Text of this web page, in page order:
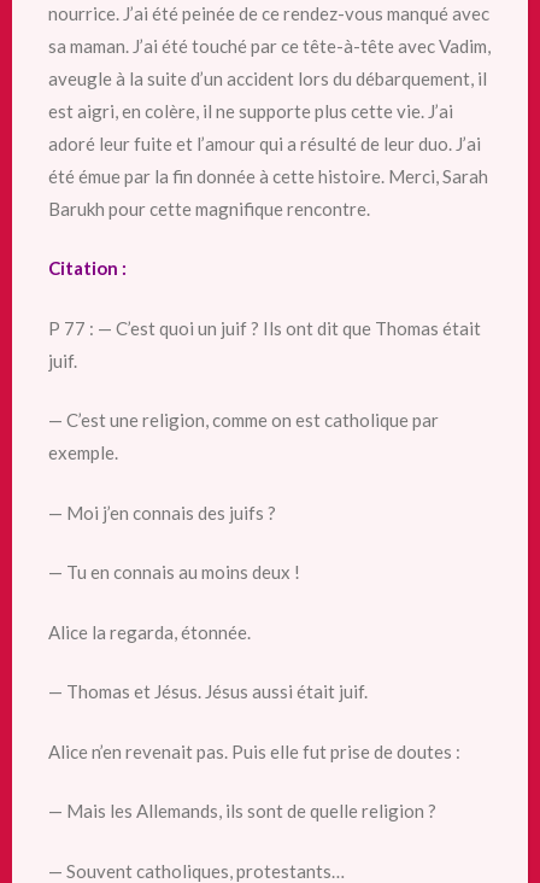
nourrice. J’ai été peinée de ce rendez-vous manqué avec
sa maman. J’ai été touché par ce tête-à-tête avec Vadim,
aveugle à la suite d’un accident lors du débarquement, il
est aigri, en colère, il ne supporte plus cette vie. J’ai
adoré leur fuite et l’amour qui a résulté de leur duo. J’ai
été émue par la fin donnée à cette histoire. Merci, Sarah
Barukh pour cette magnifique rencontre.
Citation :
P 77 : — C’est quoi un juif ? Ils ont dit que Thomas était
juif.
— C’est une religion, comme on est catholique par
exemple.
— Moi j’en connais des juifs ?
— Tu en connais au moins deux !
Alice la regarda, étonnée.
— Thomas et Jésus. Jésus aussi était juif.
Alice n’en revenait pas. Puis elle fut prise de doutes :
— Mais les Allemands, ils sont de quelle religion ?
— Souvent catholiques, protestants…